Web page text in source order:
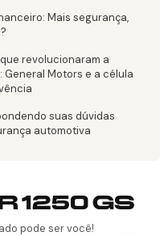
Mais segurança,
revolucionaram a
General Motors e a célula
suas dúvidas
automotiva
1250 GS
pode ser você!